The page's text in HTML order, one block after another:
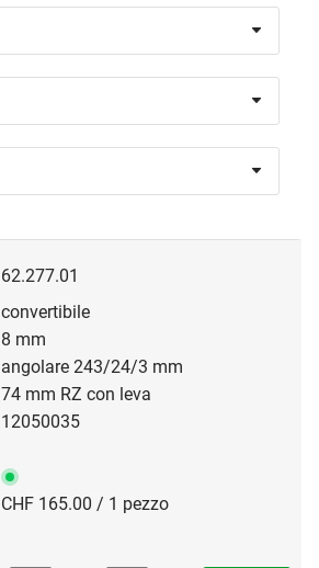
62.277.01
convertibile
8 mm
angolare 243/24/3 mm
74 mm RZ con leva
12050035
CHF 165.00 / 1 pezzo